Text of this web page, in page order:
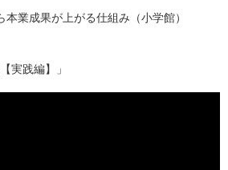
本業成果が上がる仕組み（小学館）
実践編】」